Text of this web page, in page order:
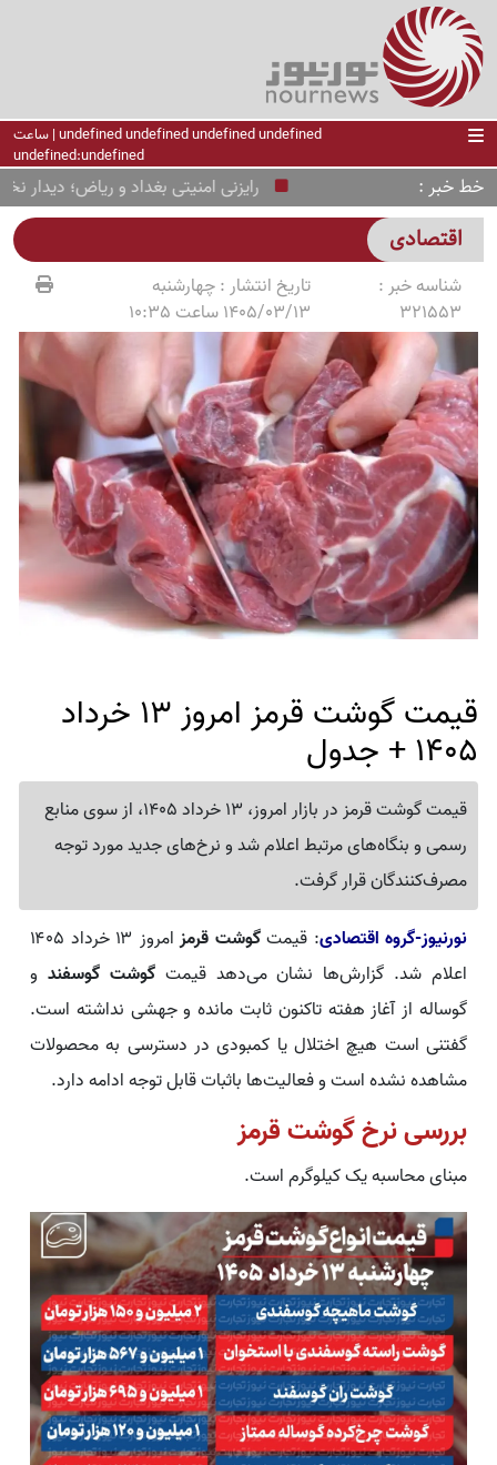
undefined undefined undefined undefined | ساعت
undefined:undefined
خط خبر رایزنی امنیتی بغداد و ریاض؛ دیدار
اقتصادی
شناسه خبر :
321553
تاریخ انتشار :چهارشنبه
1405/03/13 ساعت 10:35
قیمت گوشت قرمز امروز 13 خرداد
1405 + جدول
قیمت گوشت قرمز در بازار امروز، 13 خرداد 1405، از سوی منابع
رسمی و بنگاه‌های مرتبط اعلام شد و نرخ‌های جدید مورد توجه
مصرف‌کنندگان قرار گرفت.
نورنیوز-گروه اقتصادی: قیمتگوشت قرمز
امروز ۱۳ خرداد ۱۴۰۵
اعلام شد. گزارش‌ها نشان می‌دهد قیمتگوشت گوسفند و
گوساله از آغاز هفته تاکنون ثابت مانده و جهشی نداشته است.
گفتنی است هیچ اختلال یا کمبودی در دسترسی به محصولات
مشاهده نشده است و فعالیت‌ها باثبات قابل توجه ادامه دارد.
بررسی نرخ گوشت قرمز
مبنای محاسبه یک کیلوگرم است.